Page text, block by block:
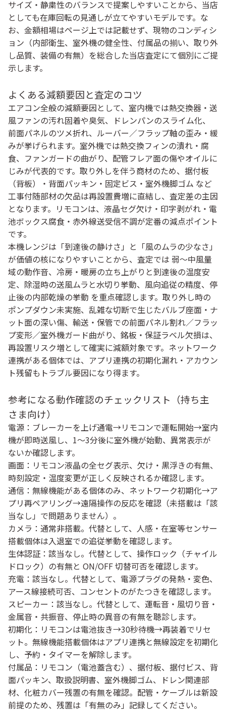
サイズ・静粛性のバランスで提案しやすいことから、当店
としても在庫回転の見通しが立てやすいモデルです。な
お、金額相場はページ上では記載せず、現物のコンディシ
ョン（内部衛生、室外機の健全性、付属品の揃い、取り外
し品質、装備の有無）を総合した当店査定にて個別にご提
示します。
よくある減額要因と査定のコツ
エアコン全般の減額要因として、室内機では熱交換器・送
風ファンの汚れ固着や臭気、ドレンパンのスライム化、
前面パネルのツメ折れ、ルーバー／フラップ軸の歪み・緩
みが挙げられます。室外機では熱交換フィンの潰れ・腐
食、ファンガードの曲がり、配管フレア面の傷やオイルに
じみが代表的です。取り外しを伴う商材のため、 据付板
（背板）・背面パッキン・固定ビス・室外機脚ゴム など
工事付随部材の欠品は再設置費増に直結し、査定差の主因
となります。リモコンは、液晶セグ欠け・印字剥がれ・電
池ボックス腐食・赤外線送受信不調が定番の減点ポイント
です。
本機レンジは「到達後の静けさ」と「風のムラの少なさ」
が価値の核になりやすいことから、査定では 弱〜中風量
域の動作音、 冷房・暖房の立ち上がりと到達後の温度安
定、 除湿時の送風ムラと水切り挙動、 風向追従の精度、 停
止後の内部乾燥の挙動 を重点確認します。取り外し時の
ポンプダウン未実施、乱雑な切断で生じたバルブ座面・ナ
ット面の深い傷、輸送・保管での前面パネル割れ／フラッ
プ変形／室外機ガード曲がり、 銘板・保証ラベル欠損は、
再設置リスク増として確実に減額対象です。ネットワーク
連携がある個体では、 アプリ連携の初期化漏れ・アカウン
ト残留もトラブル要因になり得ます。
参考になる動作確認のチェックリスト（持ち主
さま向け）
電源 ：ブレーカーを上げ通電→リモコンで運転開始→室内
機が即時送風し、1〜3分後に室外機が始動、異常表示が
ないか確認します。
画面 ：リモコン液晶の全セグ表示、欠け・黒浮きの有無、
時刻設定・温度変更が正しく反映されるか確認します。
通信 ：無線機能がある個体のみ、ネットワーク初期化→ア
プリ再ペアリング→遠隔操作の反応を確認（未搭載は「該
当なし」で問題ありません）。
カメラ ：通常非搭載。代替として、人感・在室等センサー
搭載個体は入退室での追従挙動を確認します。
生体認証 ：該当なし。代替として、操作ロック（チャイル
ドロック）の有無と ON/OFF 切替可否を確認します。
充電 ：該当なし。代替として、電源プラグの発熱・変色、
アース線接続可否、コンセントのがたつきを確認します。
スピーカー ：該当なし。代替として、運転音・風切り音・
金属音・共振音、停止時の異音の有無を聴診します。
初期化 ：リモコンは電池抜き→30秒待機→再装着でリセ
ット。無線機能搭載個体はアプリ連携と無線設定を初期化
し、予約・タイマーを解除します。
付属品 ：リモコン（電池蓋含む）、据付板、据付ビス、背
面パッキン、取扱説明書、室外機脚ゴム、ドレン関連部
材、化粧カバー残置の有無を確認。配管・ケーブルは新設
前提のため、残置は「有無のみ」記録してください。